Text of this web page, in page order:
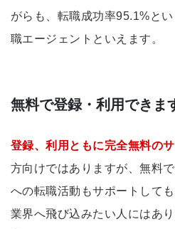
がらも、転職成功率95.1%と
職エージェントといえます。
無料で登録・利用できま
登録、利用ともに完全無料のサ
方向けではありますが、無料
への転職活動もサポートして
業界へ飛び込みたい人にはあ